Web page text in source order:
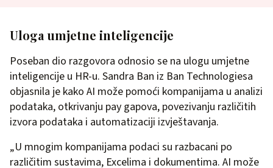
Uloga umjetne inteligencije
Poseban dio razgovora odnosio se na ulogu umjetne
inteligencije u HR-u. Sandra Ban iz Ban Technologiesa
objasnila je kako AI može pomoći kompanijama u analizi
podataka, otkrivanju pay gapova, povezivanju različitih
izvora podataka i automatizaciji izvještavanja.
„U mnogim kompanijama podaci su razbacani po
različitim sustavima, Excelima i dokumentima. AI može